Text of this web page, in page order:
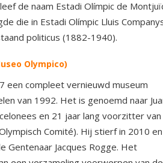
de naam Estadi Olímpic de
die in Estadi Olímpic Lluis
politicus (1882-1940).
Olympico)
een compleet vernieuwd museum
van 1992. Het is genoemd naar
en 21 jaar lang voorzitter van
Comité). Hij stierf in 2010 en
Gentenaar Jacques Rogge. Het